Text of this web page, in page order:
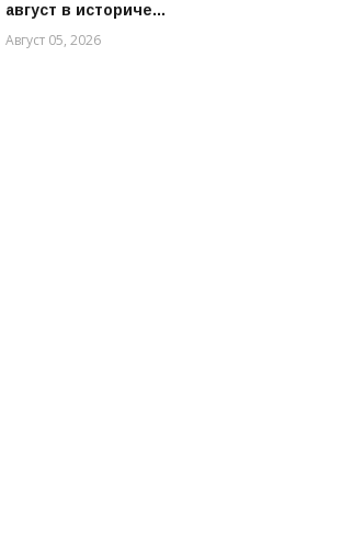
август в историче...
Август 05, 2026